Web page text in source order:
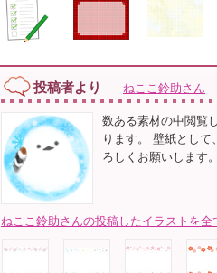
投稿者より ねここ鈴助さん
数ある素材の中閲覧
ります。 壁紙として
ろしくお願いします
ねここ鈴助さんの投稿したイラストを全